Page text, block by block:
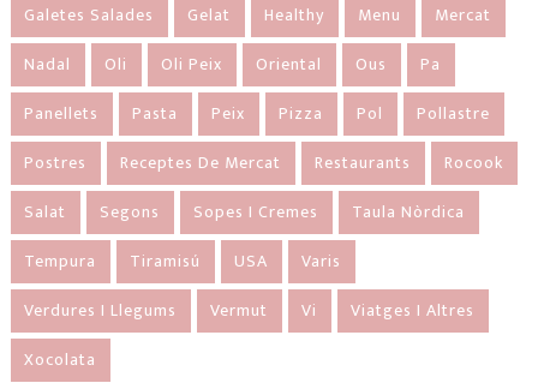
Galetes Salades
Gelat Healthy Menu
Mercat
Nadal
Oli Oli Peix Oriental Ous
Pa
Panellets
Pasta Peix Pizza Pol
Pollastre
Postres
Receptes De Mercat Restaurants
Rocook
Salat
Segons Sopes I Cremes
Taula Nòrdica
Tempura
Tiramisú USA
Varis
Verdures I Llegums
Vermut Vi
Viatges I Altres
Xocolata